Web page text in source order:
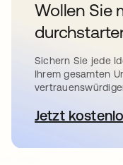
Wollen Sie
Sichern Sie jede
Ihrem gesamten
Jetzt